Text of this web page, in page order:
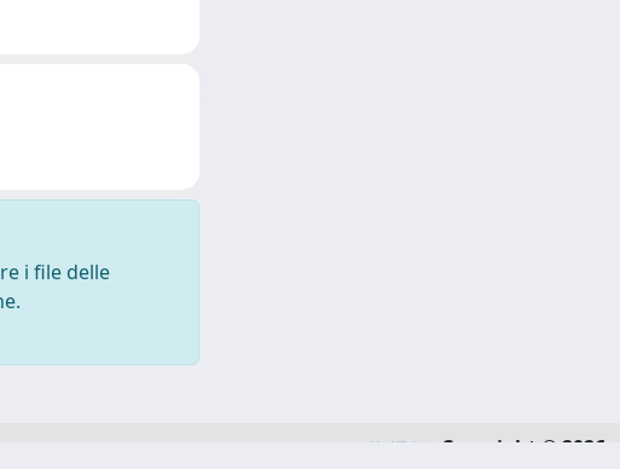
i file delle
Copyright © 2026